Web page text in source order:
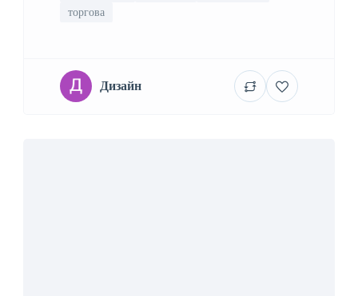
торгова
Дизайн